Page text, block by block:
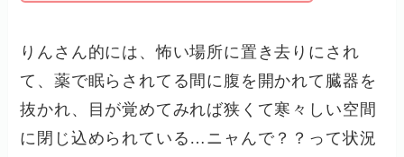
りんさん的には、怖い場所に置き去りにされ
て、薬で眠らされてる間に腹を開かれて臓器を
抜かれ、目が覚めてみれば狭くて寒々しい空間
に閉じ込められている…ニャんで？？って状況